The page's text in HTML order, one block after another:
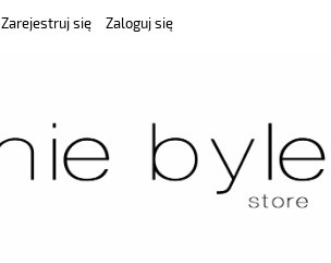
Zarejestruj się Zaloguj się